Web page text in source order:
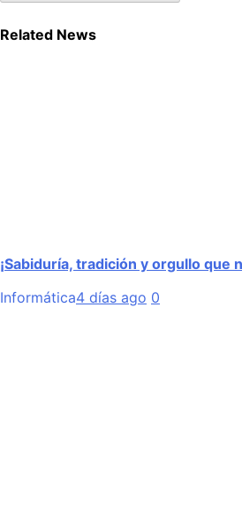
Related News
¡Sabiduría, tradición y orgullo que
Informática4 días ago 0